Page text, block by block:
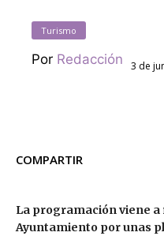
Turismo
Por Redacción 3 de
COMPARTIR
La programación viene
Ayuntamiento por unas